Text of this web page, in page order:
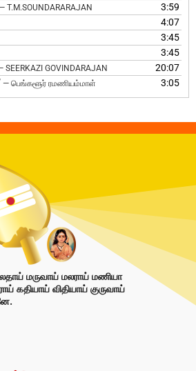
T.M.SOUNDARARAJAN
3:59
4:07
3:45
3:45
SEERKAZI GOVINDARAJAN
20:07
— பெங்களூர் ரமணியம்மாள் 3:05
மருவாய் மலராய் மணியா
கதியாய் விதியாய் குருவாய்